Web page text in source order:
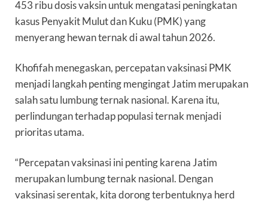
453 ribu dosis vaksin untuk mengatasi peningkatan
kasus Penyakit Mulut dan Kuku (PMK) yang
menyerang hewan ternak di awal tahun 2026.
Khofifah menegaskan, percepatan vaksinasi PMK
menjadi langkah penting mengingat Jatim merupakan
salah satu lumbung ternak nasional. Karena itu,
perlindungan terhadap populasi ternak menjadi
prioritas utama.
“Percepatan vaksinasi ini penting karena Jatim
merupakan lumbung ternak nasional. Dengan
vaksinasi serentak, kita dorong terbentuknya herd